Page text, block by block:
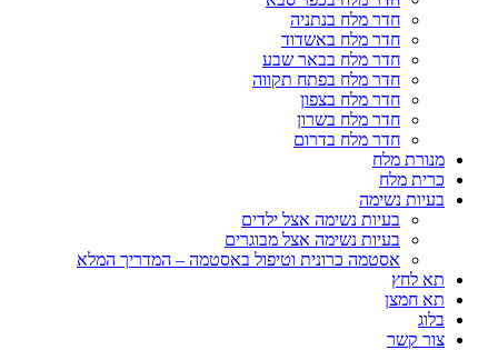
חדר מלח בנתניה
חדר מלח באשדוד
חדר מלח בבאר שבע
חדר מלח בפתח תקווה
חדר מלח בצפון
חדר מלח בשרון
חדר מלח בדרום
מנורת מלח
כרית מלח
בעיות נשימה
בעיות נשימה אצל ילדים
בעיות נשימה אצל מבוגרים
אסטמה כרונית וטיפול באסטמה – המדריך המלא
תא לחץ
תא חמצן
בלוג
צור קשר